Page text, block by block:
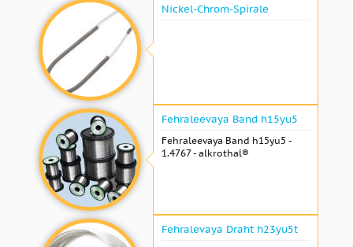
Nickel-Chrom-Spirale
Fehraleevaya Band h15yu5
Fehraleevaya Band h15yu5 -
1.4767 - alkrothal®
Fehralevaya Draht h23yu5t